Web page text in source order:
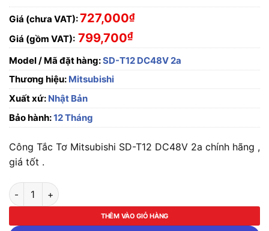
Giá (chưa VAT):727,000₫
Giá (gồm VAT): 799,700₫
Model / Mã đặt hàng:SD-T12 DC48V 2a
Thương hiệu: Mitsubishi
Xuất xứ: Nhật Bản
Bảo hành:12 Tháng
Công Tắc Tơ Mitsubishi SD-T12 DC48V 2a chính hãng ,
giá tốt .
Công Tắc Tơ Mitsubishi SD-T12 DC48V 2a số lượng
THÊM VÀO GIỎ HÀNG